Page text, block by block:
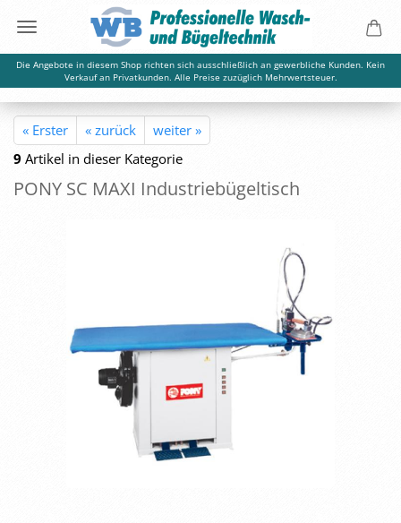
Die Angebote in diesem Shop richten sich ausschließlich an gewerbliche Kunden. Kein
Verkauf an Privatkunden. Alle Preise zuzüglich Mehrwertsteuer.
« Erster « zurück
weiter »
9 Artikel in dieser Kategorie
PONY SC MAXI In­dus­trie­bü­gel­tisch